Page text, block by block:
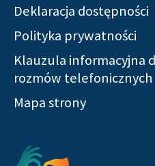
Deklaracja dostępności
Polityka prywatności
Klauzula informacyjna
rozmów telefonicznych
Mapa strony
Serwisy